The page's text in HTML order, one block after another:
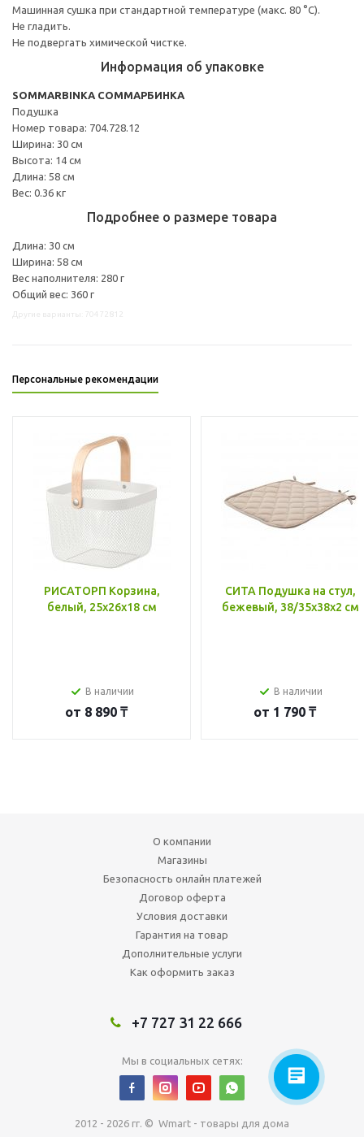
Машинная сушка при стандартной температуре (макс. 80 °C).
Не гладить.
Не подвергать химической чистке.
Информация об упаковке
SOMMARBINKA СОММАРБИНКА
Подушка
Номер товара: 704.728.12
Ширина: 30 см
Высота: 14 см
Длина: 58 см
Вес: 0.36 кг
Подробнее о размере товара
Длина: 30 см
Ширина: 58 см
Вес наполнителя: 280 г
Общий вес: 360 г
Персональные рекомендации
РИСАТОРП Корзина,
белый, 25x26x18 см
В наличии
от 8 890 ₸
СИТА Подушка на стул,
бежевый, 38/35x38x2 см
В наличии
от 1 790 ₸
О компании
Магазины
Безопасность онлайн платежей
Договор оферта
Условия доставки
Гарантия на товар
Дополнительные услуги
Как оформить заказ
+7 727 31 22 666
Мы в социальных сетях:
2012 - 2026 гг. © Wmart - товары для дома